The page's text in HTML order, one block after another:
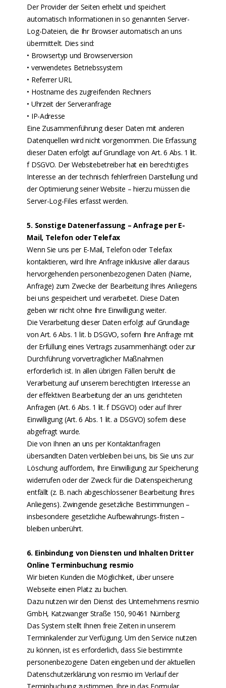
Der Provider der Seiten erhebt und speichert
automatisch Informationen in so genannten Server-
Log-Dateien, die Ihr Browser automatisch an uns
übermittelt. Dies sind:
• Browsertyp und Browserversion
• verwendetes Betriebssystem
• Referrer URL
• Hostname des zugreifenden Rechners
• Uhrzeit der Serveranfrage
• IP-Adresse
Eine Zusammenführung dieser Daten mit anderen
Datenquellen wird nicht vorgenommen. Die Erfassung
dieser Daten erfolgt auf Grundlage von Art. 6 Abs. 1 lit.
f DSGVO. Der Websitebetreiber hat ein berechtigtes
Interesse an der technisch fehlerfreien Darstellung und
der Optimierung seiner Website – hierzu müssen die
Server-Log-Files erfasst werden.
5. Sonstige Datenerfassung – Anfrage per E-
Mail, Telefon oder Telefax
Wenn Sie uns per E-Mail, Telefon oder Telefax
kontaktieren, wird Ihre Anfrage inklusive aller daraus
hervorgehenden personenbezogenen Daten (Name,
Anfrage) zum Zwecke der Bearbeitung Ihres Anliegens
bei uns gespeichert und verarbeitet. Diese Daten
geben wir nicht ohne Ihre Einwilligung weiter.
Die Verarbeitung dieser Daten erfolgt auf Grundlage
von Art. 6 Abs. 1 lit. b DSGVO, sofern Ihre Anfrage mit
der Erfüllung eines Vertrags zusammenhängt oder zur
Durchführung vorvertraglicher Maßnahmen
erforderlich ist. In allen übrigen Fällen beruht die
Verarbeitung auf unserem berechtigten Interesse an
der effektiven Bearbeitung der an uns gerichteten
Anfragen (Art. 6 Abs. 1 lit. f DSGVO) oder auf Ihrer
Einwilligung (Art. 6 Abs. 1 lit. a DSGVO) sofern diese
abgefragt wurde.
Die von Ihnen an uns per Kontaktanfragen
übersandten Daten verbleiben bei uns, bis Sie uns zur
Löschung auffordern, Ihre Einwilligung zur Speicherung
widerrufen oder der Zweck für die Datenspeicherung
entfällt (z. B. nach abgeschlossener Bearbeitung Ihres
Anliegens). Zwingende gesetzliche Bestimmungen –
insbesondere gesetzliche Aufbewahrungs-fristen –
bleiben unberührt.
6. Einbindung von Diensten und Inhalten Dritter
Online Terminbuchung resmio
Wir bieten Kunden die Möglichkeit, über unsere
Webseite einen Platz zu buchen.
Dazu nutzen wir den Dienst des Unternehmens resmio
GmbH, Katzwanger Straße 150, 90461 Nürnberg
Das System stellt Ihnen freie Zeiten in unserem
Terminkalender zur Verfügung. Um den Service nutzen
zu können, ist es erforderlich, dass Sie bestimmte
personenbezogene Daten eingeben und der aktuellen
Datenschutzerklärung von resmio im Verlauf der